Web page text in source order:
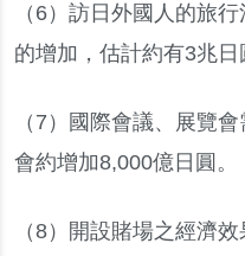
（ 6） 訪日外國人的旅行
的增加 ， 估計約有3兆日
（ 7 ） 國際會議、 展覽會
會約增加8,000億日圓 。
（8） 開設賭場之經濟效